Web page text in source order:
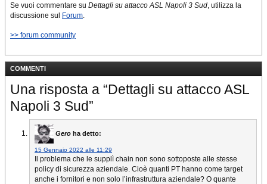
Se vuoi commentare su Dettagli su attacco ASL Napoli 3 Sud , utilizza la
discussione sul Forum
>> forum community
COMMENTI
Una risposta a “Dettagli su attacco ASL
Napoli 3 Sud”
Gero ha detto:
15 Gennaio 2022 alle 11:29
Il problema che le supplì chain non sono sottoposte alle stesse
policy di sicurezza aziendale. Cioè quanti PT hanno come target
anche i fornitori e non solo l’infrastruttura aziendale? O quante